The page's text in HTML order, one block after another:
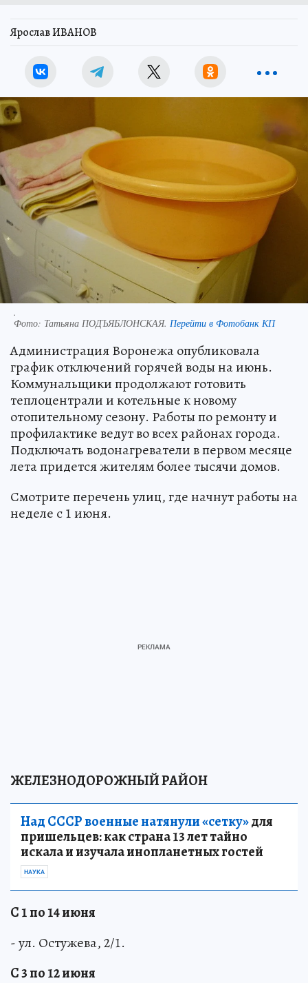
Ярослав ИВАНОВ
.
Фото: Татьяна ПОДЪЯБЛОНСКАЯ. Перейти в Фотобанк КП
Администрация Воронежа опубликовала
график отключений горячей воды на июнь.
Коммунальщики продолжают готовить
теплоцентрали и котельные к новому
отопительному сезону. Работы по ремонту и
профилактике ведут во всех районах города.
Подключать водонагреватели в первом месяце
лета придется жителям более тысячи домов.
Смотрите перечень улиц, где начнут работы на
неделе с 1 июня.
ЖЕЛЕЗНОДОРОЖНЫЙ РАЙОН
Над СССР военные натянули «сетку»для
пришельцев: как страна 13 лет тайно
искала и изучала инопланетных гостей
НАУКА
С 1 по 14 июня
- ул. Остужева, 2/1.
С 3 по 12 июня